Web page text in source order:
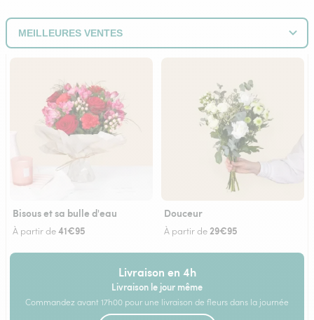
Bisous et sa bulle d'eau
À partir de41€95
Douceur
À partir de 29€95
Livraison en 4h
Livraison le jour même
Commandez avant 17h00 pour une livraison de fleurs dans la journée